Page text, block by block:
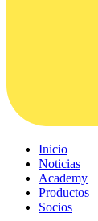
Inicio
Noticias
Academy
Productos
Socios